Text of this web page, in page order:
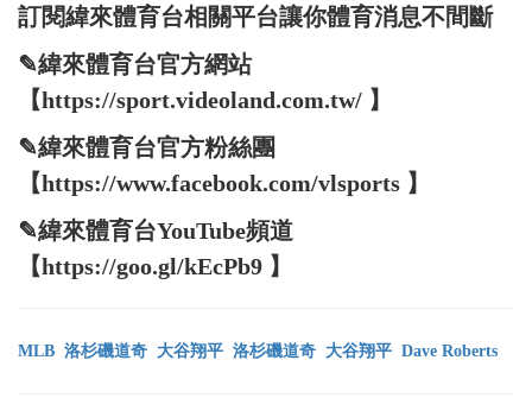
訂閱緯來體育台相關平台讓你體育消息不間斷
✎緯來體育台官方網站
【https://sport.videoland.com.tw/ 】
✎緯來體育台官方粉絲團
【https://www.facebook.com/vlsports 】
✎緯來體育台YouTube頻道
【https://goo.gl/kEcPb9 】
MLB 洛杉磯道奇 大谷翔平 洛杉磯道奇 大谷翔平 Dave Roberts